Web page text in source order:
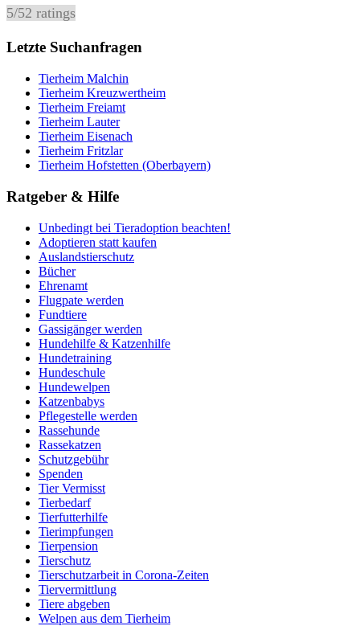
5/52 ratings
Letzte Suchanfragen
Tierheim Malchin
Tierheim Kreuzwertheim
Tierheim Freiamt
Tierheim Lauter
Tierheim Eisenach
Tierheim Fritzlar
Tierheim Hofstetten (Oberbayern)
Ratgeber & Hilfe
Unbedingt bei Tieradoption beachten!
Adoptieren statt kaufen
Auslandstierschutz
Bücher
Ehrenamt
Flugpate werden
Fundtiere
Gassigänger werden
Hundehilfe & Katzenhilfe
Hundetraining
Hundeschule
Hundewelpen
Katzenbabys
Pflegestelle werden
Rassehunde
Rassekatzen
Schutzgebühr
Spenden
Tier Vermisst
Tierbedarf
Tierfutterhilfe
Tierimpfungen
Tierpension
Tierschutz
Tierschutzarbeit in Corona-Zeiten
Tiervermittlung
Tiere abgeben
Welpen aus dem Tierheim